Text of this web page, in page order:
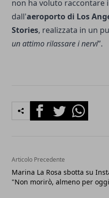
non ha voluto raccontare
dall'aeroporto di Los
Stories, realizzata in un
un attimo rilassare i nervi”.
FacebookTwitterWhatsapp
Articolo Precedente
Marina La Rosa sbotta su
"Non morirò, almeno per